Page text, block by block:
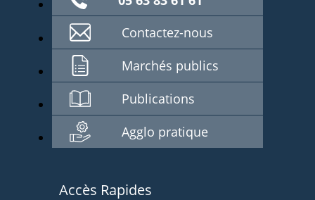
Contactez-nous
Marchés publics
Publications
Agglo pratique
Accès Rapides